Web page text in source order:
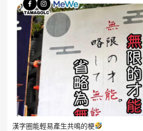
漢字圈能輕易產生共鳴的梗